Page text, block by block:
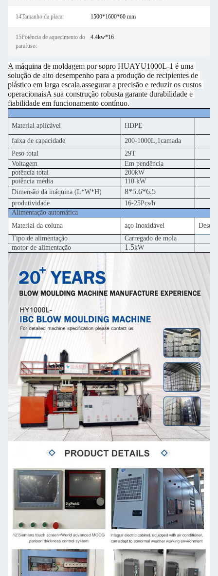
14Tamanho da placa: 1500*1600*60 mm
15Potência de aquecimento do
parafuso:
4.4kw*16
A máquina de moldagem por sopro HUAYU1000L-1 é uma
solução de alto desempenho para a produção de recipientes de
plástico em larga escala.assegurar a precisão e reduzir os custos
operacionaisA sua construção robusta garante durabilidade e
fiabilidade em funcionamento contínuo.
Material aplicável HDPE
faixa de capacidade 200-1000L,1camada
Peso total
29T
Voltagem
Em pendência
potência total
200kW
potência média
110 kW
Dimensão da máquina (L*W*H)
8*5.6*6.5
produtividade 16-25Pcs/h
Alimentação automática
Material da coluna
aço inoxidável
Tipo de alimentação
Carregado de mola
motor de alimentação
1.5kW